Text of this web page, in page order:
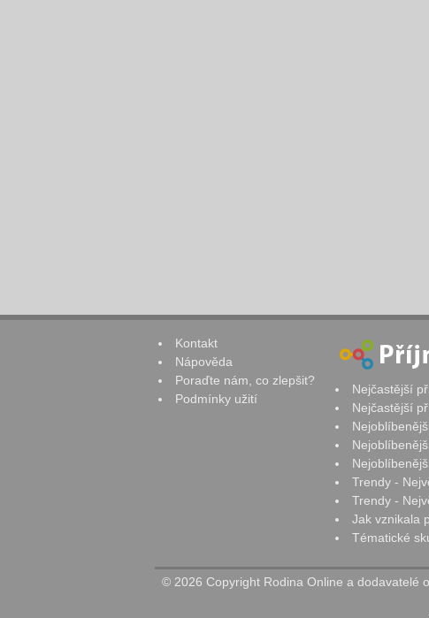
Kontakt
Nápověda
Poraďte nám, co zlepšit?
Podmínky užití
Nejčastější
Nejčastější
Trendy -
Trendy -
Jak vznikala
Tématické
© 2026 Copyright Rodina Online a dodavatelé